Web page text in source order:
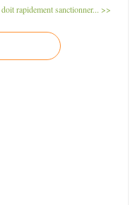
rapidement sanctionner... >>